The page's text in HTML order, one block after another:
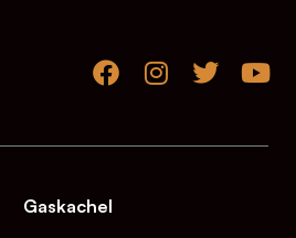
Gaskachel